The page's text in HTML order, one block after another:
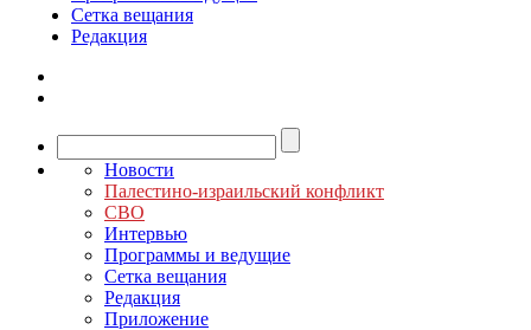
Сетка вещания
Редакция
Новости
Палестино-израильский конфликт
СВО
Интервью
Программы и ведущие
Сетка вещания
Редакция
Приложение